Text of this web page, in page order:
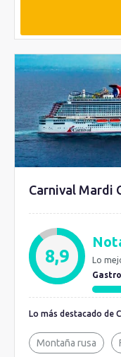
Carnival Mardi
8,9
Lo
Lo más destacado de
Montaña rusa